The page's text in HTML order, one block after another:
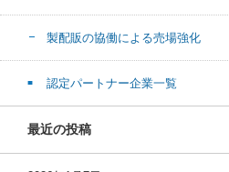
製配販の協働による売場強化
認定パートナー企業一覧
最近の投稿